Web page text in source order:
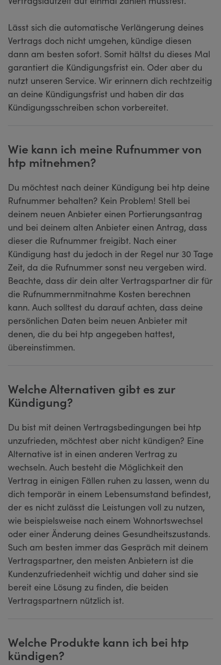
Lässt sich die automatische Verlängerung deines
Vertrags doch nicht umgehen, kündige diesen
dann am besten sofort. Somit hältst du dieses Mal
garantiert die Kündigungsfrist ein. Oder aber du
nutzt unseren Service. Wir erinnern dich rechtzeitig
an deine Kündigungsfrist und haben dir das
Kündigungsschreiben schon vorbereitet.
Wie kann ich meine Rufnummer von
htp mitnehmen?
Du möchtest nach deiner Kündigung bei htp deine
Rufnummer behalten? Kein Problem! Stell bei
deinem neuen Anbieter einen Portierungsantrag
und bei deinem alten Anbieter einen Antrag, dass
dieser die Rufnummer freigibt. Nach einer
Kündigung hast du jedoch in der Regel nur 30 Tage
Zeit, da die Rufnummer sonst neu vergeben wird.
Beachte, dass dir dein alter Vertragspartner dir für
die Rufnummernmitnahme Kosten berechnen
kann. Auch solltest du darauf achten, dass deine
persönlichen Daten beim neuen Anbieter mit
denen, die du bei htp angegeben hattest,
übereinstimmen.
Welche Alternativen gibt es zur
Kündigung?
Du bist mit deinen Vertragsbedingungen bei htp
unzufrieden, möchtest aber nicht kündigen? Eine
Alternative ist in einen anderen Vertrag zu
wechseln. Auch besteht die Möglichkeit den
Vertrag in einigen Fällen ruhen zu lassen, wenn du
dich temporär in einem Lebensumstand befindest,
der es nicht zulässt die Leistungen voll zu nutzen,
wie beispielsweise nach einem Wohnortswechsel
oder einer Änderung deines Gesundheitszustands.
Such am besten immer das Gespräch mit deinem
Vertragspartner, den meisten Anbietern ist die
Kundenzufriedenheit wichtig und daher sind sie
bereit eine Lösung zu finden, die beiden
Vertragspartnern nützlich ist.
Welche Produkte kann ich bei htp
kündigen?